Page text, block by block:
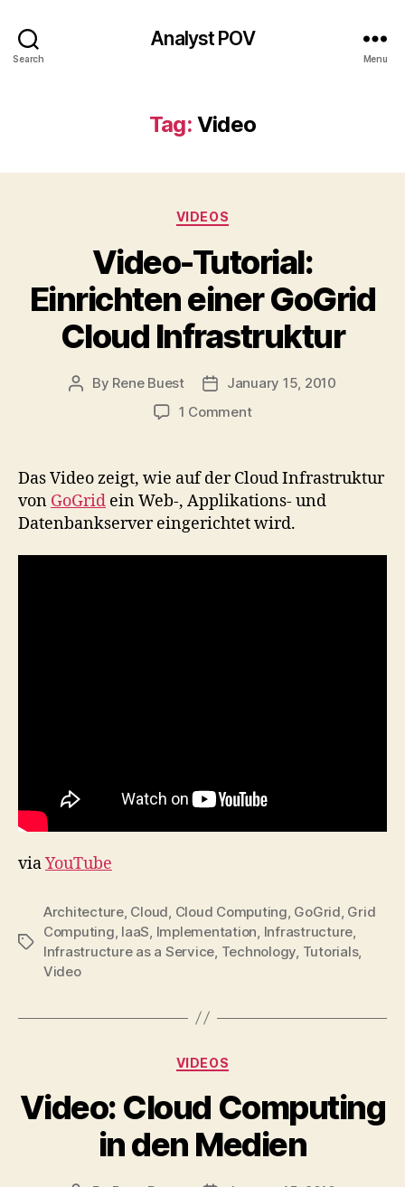
Search
Analyst POV
Menu
Tag: Video
Categories
VIDEOS
Video-Tutorial:
Einrichten einer GoGrid
Cloud Infrastruktur
Post
By Rene Buest
PostJanuary 15, 2010
1 Commenton
Einrichten
einer
GoGrid
Cloud
Das Video zeigt, wie auf der Cloud Infrastruktur
von GoGrid ein Web-, Applikations- und
Datenbankserver eingerichtet wird.
viaYouTube
Tags
Architecture, Cloud Cloud Computing GoGrid Grid
Computing IaaS Implementation Infrastructure
Infrastructure as a Service Technology Tutorials,
Video
Categories
VIDEOS
Video: Cloud Computing
in den Medien